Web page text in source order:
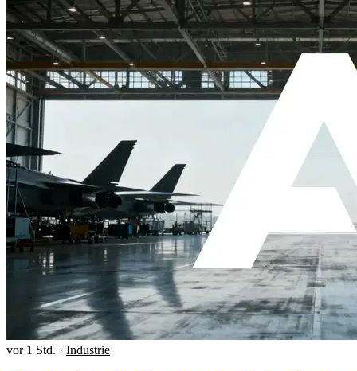
vor 1 Std. · Industrie